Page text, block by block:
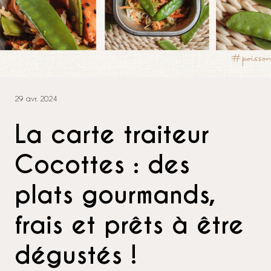
29 avr. 2024
La carte traiteur
Cocottes : des
plats gourmands,
frais et prêts à être
dégustés !